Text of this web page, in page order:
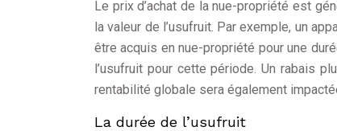
Le prix d’achat de la nue-propriété est
la valeur de l’usufruit. Par exemple, un
être acquis en nue-propriété pour une
l’usufruit pour cette période. Un rabais
rentabilité globale sera également
La durée de l’usufruit